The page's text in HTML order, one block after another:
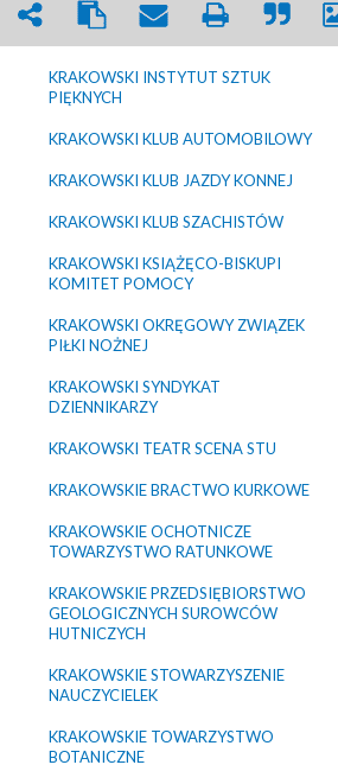
KRAKOWSKI INSTYTUT SZTUK
PIĘKNYCH
KRAKOWSKI KLUB AUTOMOBILOWY
KRAKOWSKI KLUB JAZDY KONNEJ
KRAKOWSKI KLUB SZACHISTÓW
KRAKOWSKI KSIĄŻĘCO-BISKUPI
KOMITET POMOCY
KRAKOWSKI OKRĘGOWY ZWIĄZEK
PIŁKI NOŻNEJ
KRAKOWSKI SYNDYKAT
DZIENNIKARZY
KRAKOWSKI TEATR SCENA STU
KRAKOWSKIE BRACTWO KURKOWE
KRAKOWSKIE OCHOTNICZE
TOWARZYSTWO RATUNKOWE
KRAKOWSKIE PRZEDSIĘBIORSTWO
GEOLOGICZNYCH SUROWCÓW
HUTNICZYCH
KRAKOWSKIE STOWARZYSZENIE
NAUCZYCIELEK
KRAKOWSKIE TOWARZYSTWO
BOTANICZNE